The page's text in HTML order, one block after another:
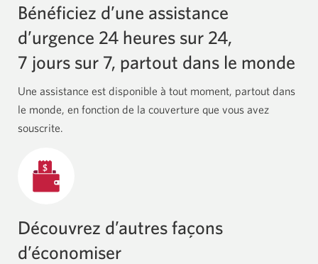
Bénéficiez d’une assistance
d’urgence 24 heures sur 24,
7 jours sur 7, partout dans le monde
Une assistance est disponible à tout moment, partout dans
le monde, en fonction de la couverture que vous avez
souscrite.
Découvrez d’autres façons
d’économiser